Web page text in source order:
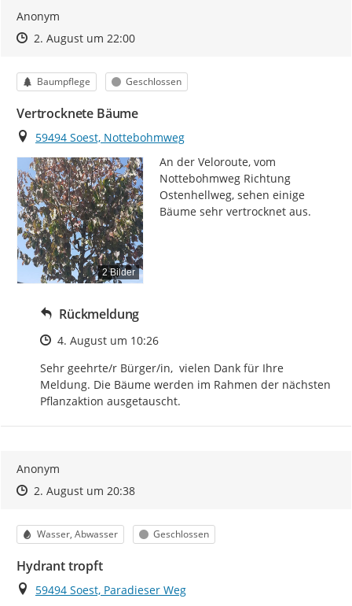
Anonym
Zeitpunkt des Erstellens
Zeitpunkt des Erstellens
2. August um 22:00Zur Äußerung
Kategorie
Baumpflege Status
Geschlossen
Vertrocknete Bäume
Ort
59494 Soest, Nottebohmweg
2 Bilder
An der Veloroute, vom
Nottebohmweg Richtung
Ostenhellweg, sehen einige
Bäume sehr vertrocknet aus.
Rückmeldung
Zeitpunkt des Erstellens
4. August um 10:26
Sehr geehrte/r Bürger/in,  vielen Dank für Ihre
Meldung. Die Bäume werden im Rahmen der nächsten
Pflanzaktion ausgetauscht.
Anonym
Zeitpunkt des Erstellens
Zeitpunkt des Erstellens
2. August um 20:38Zur Äußerung
Kategorie
Wasser, Abwasser Status
Geschlossen
Hydrant tropft
Ort
59494 Soest, Paradieser Weg